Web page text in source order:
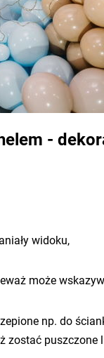
-
widoku,
może
np. do
zostać